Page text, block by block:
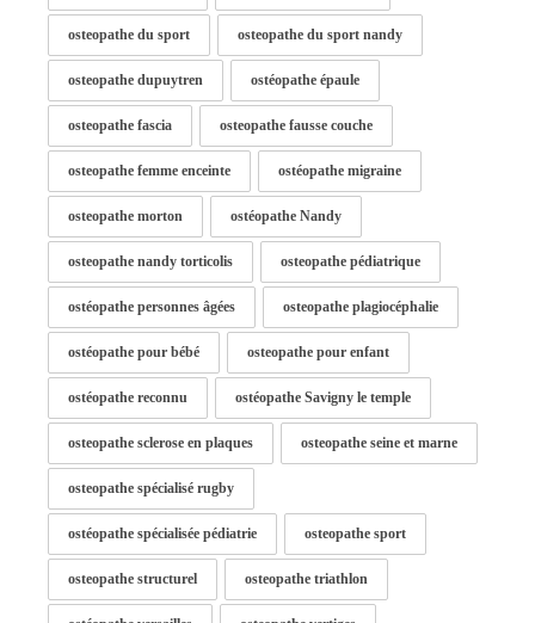
osteopathe du sport osteopathe du sport nandy
osteopathe dupuytren ostéopathe épaule
osteopathe fascia osteopathe fausse couche
osteopathe femme enceinte ostéopathe migraine
osteopathe morton ostéopathe Nandy
osteopathe nandy torticolis osteopathe pédiatrique
ostéopathe personnes âgées osteopathe plagiocéphalie
ostéopathe pour bébé osteopathe pour enfant
ostéopathe reconnu ostéopathe Savigny le temple
osteopathe sclerose en plaques osteopathe seine et marne
osteopathe spécialisé rugby
ostéopathe spécialisée pédiatrie osteopathe sport
osteopathe structurel osteopathe triathlon